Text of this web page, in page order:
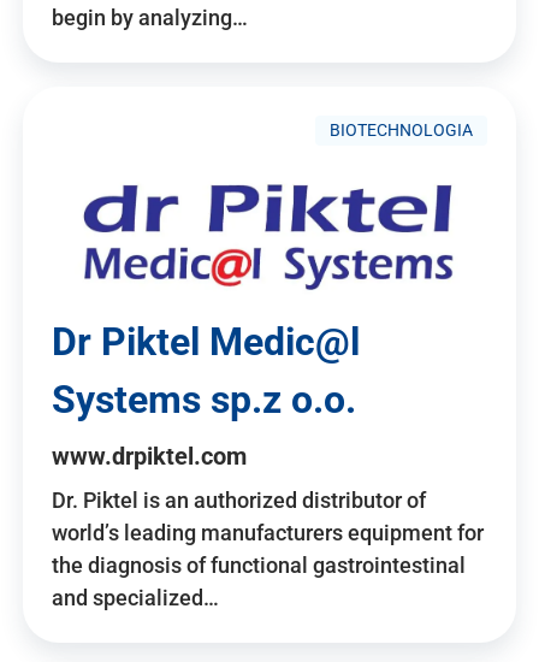
begin by analyzing…
BIOTECHNOLOGIA
Dr Piktel Medic@l
Systems sp.z o.o.
www.drpiktel.com
Dr. Piktel is an authorized distributor of
world’s leading manufacturers equipment for
the diagnosis of functional gastrointestinal
and specialized…